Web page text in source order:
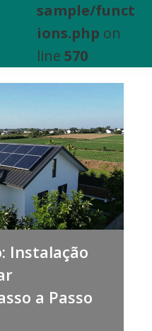
sample/funct
ions.php on
line570
Instalação
a Passo